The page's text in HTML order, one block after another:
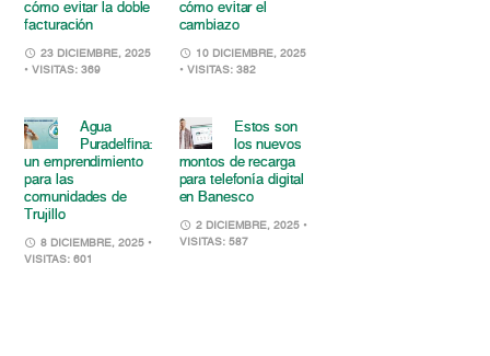
cómo evitar la doble
facturación
23 DICIEMBRE, 2025
• VISITAS: 369
cómo evitar el
cambiazo
10 DICIEMBRE, 2025
• VISITAS: 382
Agua
Puradelfina:
un emprendimiento
para las
comunidades de
Trujillo
8 DICIEMBRE, 2025 •
VISITAS: 601
Estos son
los nuevos
montos de recarga
para telefonía digital
en Banesco
2 DICIEMBRE, 2025 •
VISITAS: 587